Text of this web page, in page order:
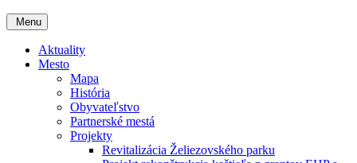
Menu
Aktuality
Mesto
Mapa
História
Obyvateľstvo
Partnerské mestá
Projekty
Revitalizácia Želiezovského parku